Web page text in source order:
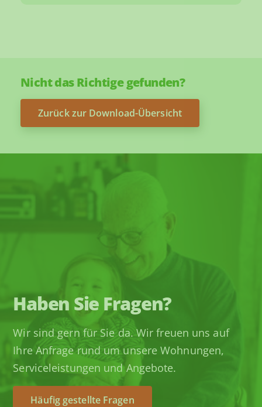
Nicht das Richtige gefunden?
Zurück zur Download-Übersicht
Haben Sie Fragen?
Wir sind gern für Sie da. Wir freuen uns auf
Ihre Anfrage rund um unsere Wohnungen,
Serviceleistungen und Angebote.
Häufig gestellte Fragen